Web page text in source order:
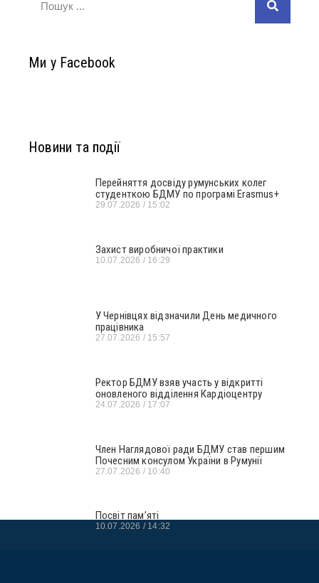
Ми у Facebook
Новини та події
Перейняття досвіду румунських колег
студенткою БДМУ по програмі Erasmus+
29.07.2026 15:02
Захист виробничої практики
10.07.2026 16:29
У Чернівцях відзначили День медичного
працівника
27.07.2026 15:57
Ректор БДМУ взяв участь у відкритті
оновленого відділення Кардіоцентру
24.07.2026 17:07
Член Наглядової ради БДМУ став першим
Почесним консулом України в Румунії
27.07.2026 10:40
Посвіт пам’яті
10.07.2026 14:32